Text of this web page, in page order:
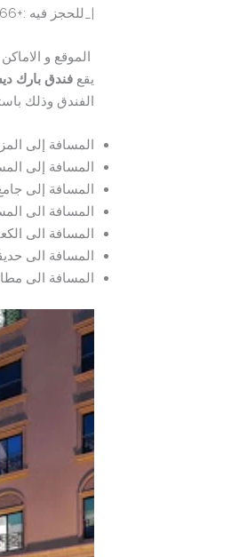
|_للحجز فيه :+966 12 526 0500
الموقع و
يقعفندق بارك
الفندق وذلك
المسافة إلى
المسافة إلى
المسافة إلى
المسافة الى
المسافة الى
المسافة الى
المسافة الى مطار